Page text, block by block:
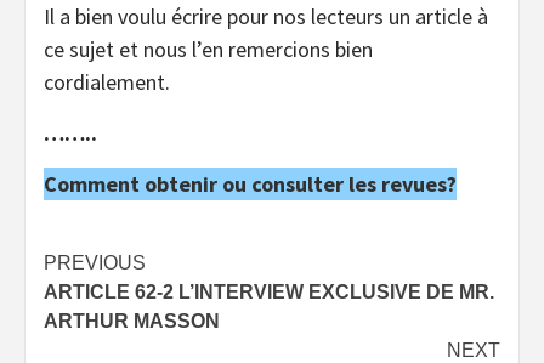
Il a bien voulu écrire pour nos lecteurs un article à
ce sujet et nous l’en remercions bien
cordialement.
……..
Comment obtenir ou consulter les revues?
Post
navigation
PREVIOUS
ARTICLE 62-2 L’INTERVIEW EXCLUSIVE DE MR.
ARTHUR MASSON
NEXT